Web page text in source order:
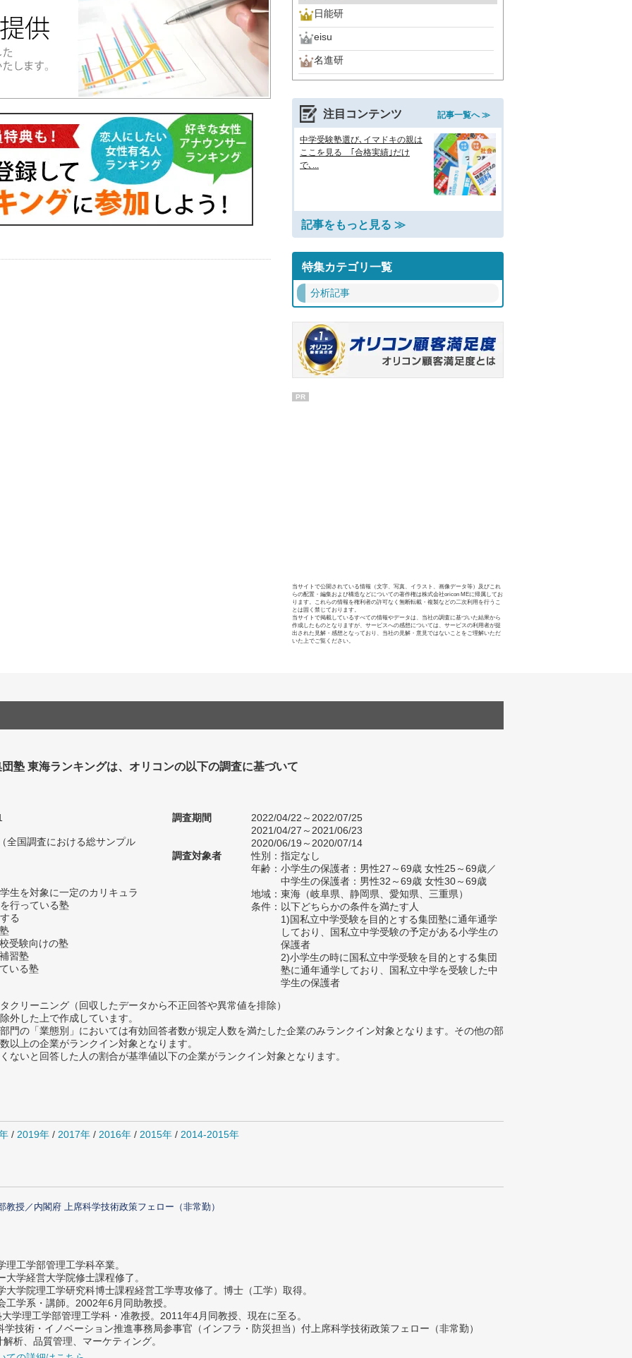
日能研
eisu
名進研
注目コンテンツ 記事一覧へ ≫
中学受験塾選び､イマドキの親は
ここを見る ｢合格実績｣だけ
で､...
記事をもっと見る ≫
特集カテゴリ一覧
分析記事
PR
当サイトで公開されている情報（文字、写真、イラスト、画像データ等）及びこれ
らの配置・編集および構造などについての著作権は株式会社oricon MEに帰属してお
ります。これらの情報を権利者の許可なく無断転載・複製などの二次利用を行うこ
とは固く禁じております。
当サイトで掲載しているすべての情報やデータは、当社の調査に基づいた結果から
作成したものとなりますが、サービスへの感想については、サービスの利用者が提
出された見解・感想となっており、当社の見解・意見ではないことをご理解いただ
いた上でご覧ください。
塾 東海ランキングは、オリコンの以下の調査に基づいて
全国調査における総サンプル
生を対象に一定のカリキュラ
行っている塾
る
受験向けの塾
習塾
いる塾
調査期間
2022/04/22～2022/07/25
2021/04/27～2021/06/23
2020/06/19～2020/07/14
調査対象者
性別：指定なし
年齢：小学生の保護者：男性27～69歳 女性25～69歳／
中学生の保護者：男性32～69歳 女性30～69歳
地域：東海（岐阜県、静岡県、愛知県、三重県）
条件：以下どちらかの条件を満たす人
1)国私立中学受験を目的とする集団塾に通年通学
しており、国私立中学受験の予定がある小学生の
保護者
2)小学生の時に国私立中学受験を目的とする集団
塾に通年通学しており、国私立中学を受験した中
学生の保護者
リーニング（回収したデータから不正回答や異常値を排除）
した上で作成しています。
門の「業態別」においては有効回答者数が規定人数を満たした企業のみランクイン対象となります。その他の部
以上の企業がランクイン対象となります。
いと回答した人の割合が基準値以下の企業がランクイン対象となります。
/ 2019年 / 2017年 / 2016年 / 2015年 / 2014-2015年
教授／内閣府 上席科学技術政策フェロー（非常勤）
工学部管理工学科卒業。
学経営大学院修士課程修了。
大学院理工学研究科博士課程経営工学専攻修了。博士（工学）取得。
工学系・講師。2002年6月同助教授。
学理工学部管理工学科・准教授。2011年4月同教授、現在に至る。
技術・イノベーション推進事務局参事官（インフラ・防災担当）付上席科学技術政策フェロー（非常勤）
析、品質管理、マーケティング。